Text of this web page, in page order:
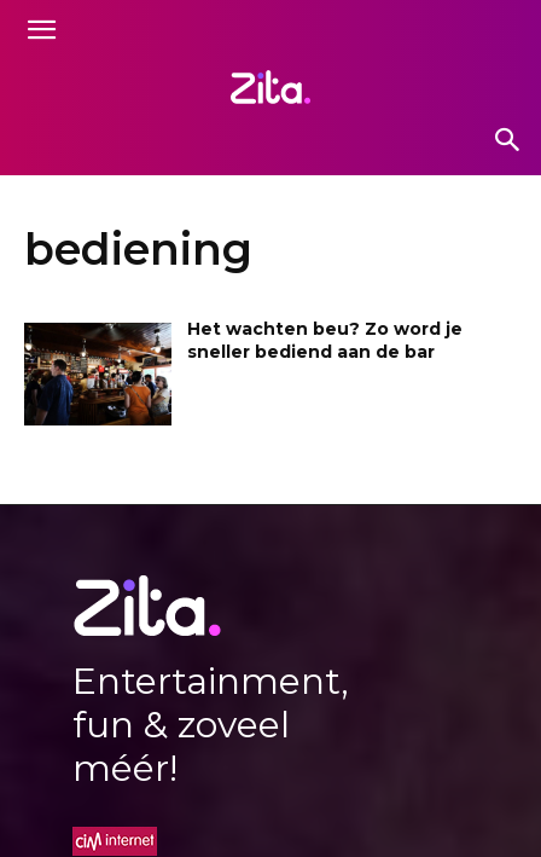
bediening
Het wachten beu? Zo word je
sneller bediend aan de bar
Entertainment,
fun & zoveel
méér!